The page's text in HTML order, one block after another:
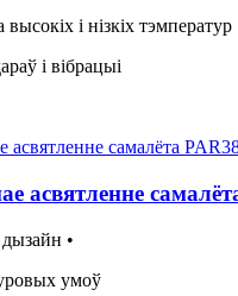
высокіх і нізкіх тэмператур
і вібрацыі
асвятленне
•
умоў